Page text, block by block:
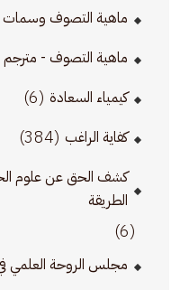
ماهية التصوف وسمات
ماهية التصوف - مترجم
كيمياء السعادة (6)
كفاية الراغب (384)
كشف الحق عن علوم
الطريقة
(6)
مجلس الروحة العلمي